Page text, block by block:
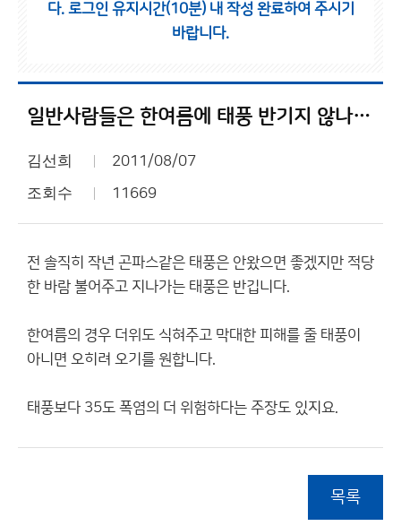
다. 로그인 유지시간(10분) 내 작성 완료하여 주시기
바랍니다.
일반사람들은 한여름에 태풍 반기지 않나요?
김선희 2011/08/07
조회수 11669
전 솔직히 작년 곤파스같은 태풍은 안왔으면 좋겠지만 적당
한 바람 불어주고 지나가는 태풍은 반깁니다.
한여름의 경우 더위도 식혀주고 막대한 피해를 줄 태풍이
아니면 오히려 오기를 원합니다.
태풍보다 35도 폭염의 더 위험하다는 주장도 있지요.
목록